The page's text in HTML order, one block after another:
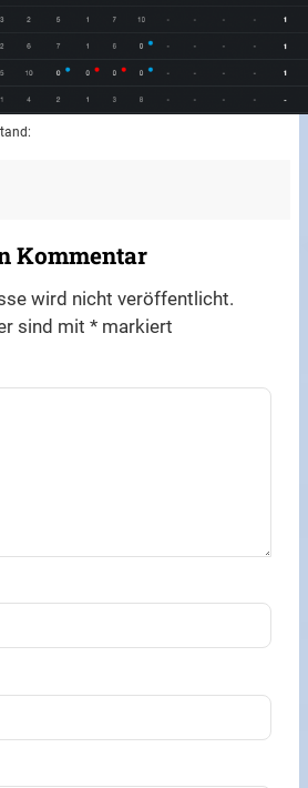
Kommentar
wird nicht veröffentlicht.
sind mit* markiert